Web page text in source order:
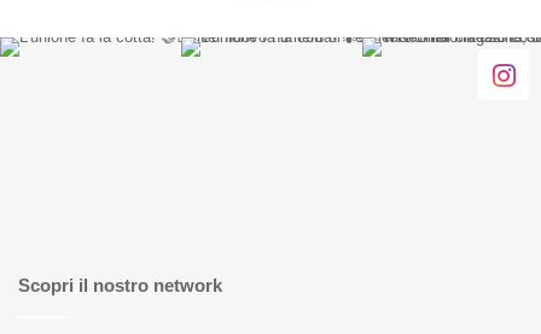
Scopri il nostro network